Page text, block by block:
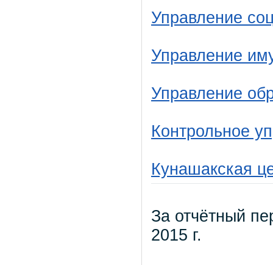
Управление
Управление
Управление
Контрольное
Кунашакская
За отчётный
2015 г.